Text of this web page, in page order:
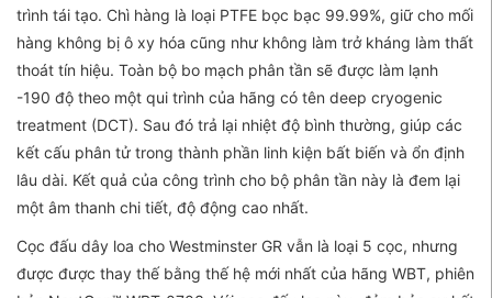
trình tái tạo. Chì hàng là loại PTFE bọc bạc 99.99%, giữ cho mối
hàng không bị ô xy hóa cũng như không làm trở kháng làm thất
thoát tín hiệu. Toàn bộ bo mạch phân tần sẽ được làm lạnh
-190 độ theo một qui trình của hãng có tên deep cryogenic
treatment (DCT). Sau đó trả lại nhiệt độ bình thường, giúp các
kết cấu phân tử trong thành phần linh kiện bất biến và ổn định
lâu dài. Kết quả của công trình cho bộ phân tần này là đem lại
một âm thanh chi tiết, độ động cao nhất.
Cọc đấu dây loa cho Westminster GR vẫn là loại 5 cọc, nhưng
được được thay thế bằng thế hệ mới nhất của hãng WBT, phiên